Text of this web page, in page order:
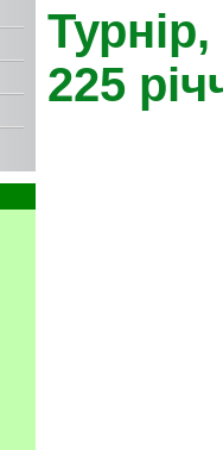
225